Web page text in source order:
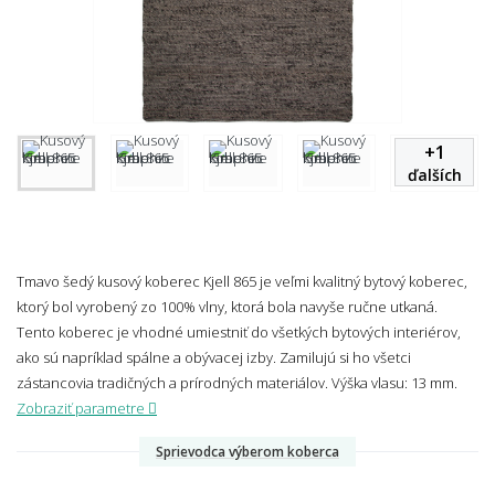
+1
ďalších
Tmavo šedý kusový koberec Kjell 865 je veľmi kvalitný bytový koberec,
ktorý bol vyrobený zo 100% vlny, ktorá bola navyše ručne utkaná.
Tento koberec je vhodné umiestniť do všetkých bytových interiérov,
ako sú napríklad spálne a obývacej izby. Zamilujú si ho všetci
zástancovia tradičných a prírodných materiálov. Výška vlasu: 13 mm.
Zobraziť parametre
Sprievodca výberom koberca